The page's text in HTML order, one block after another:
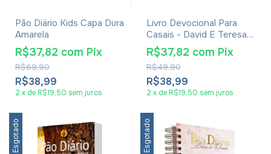
Pão Diário Kids Capa Dura
Amarela
R$38,99
R$69,90
R$37,82 com Pix
2 x de R$19,50 sem juros
Livro Devocional Para
Casais - David E Teresa
Ferguson - Capa Dura
R$38,99
R$49,90
R$37,82 com Pix
2 x de R$19,50 sem juros
Esgotado Esgotado